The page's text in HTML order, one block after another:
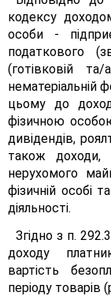
кодексу
особи -
податкового
(готівковій та/
нематеріальній
цьому до
фізичною
дивідендів,
також доходи,
нерухомого
фізичній особі
діяльності.
Згідно з п.
доходу
вартість
періоду товарів